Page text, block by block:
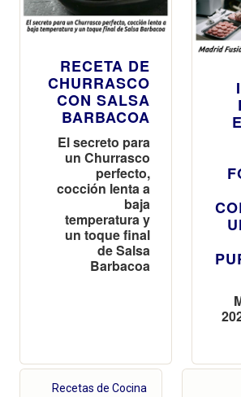
RECETA DE
CHURRASCO
CON SALSA
BARBACOA
El secreto para
un Churrasco
perfecto,
cocción lenta a
baja
temperatura y
un toque final
de Salsa
Barbacoa
Recetas de Cocina